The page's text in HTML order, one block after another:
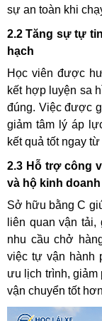
sự an toàn khi
2.2 Tăng sự tự
hạch
Học viên được
kết hợp luyện sa
đúng. Việc được
giảm tâm lý áp
kết quả tốt ngay
2.3 Hỗ trợ công
và hộ kinh doanh
Sở hữu bằng C
liên quan vận
nhu cầu chở
việc tự vận hành
ưu lịch trình, giảm
vận chuyển tốt